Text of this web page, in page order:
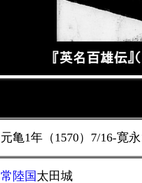
元亀1年（1570）7/16-寛
常陸国太田城